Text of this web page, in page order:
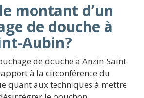
montant d’un
de douche à
Aubin?
de douche à Anzin-Saint-
à la circonférence du
quant aux techniques à mettre